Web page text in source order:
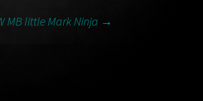
MB little Mark Ninja →